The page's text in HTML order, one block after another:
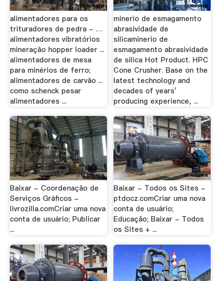
alimentadores para os
trituradores de pedra - …
alimentadores vibratórios
mineração hopper loader ...
alimentadores de mesa
para minérios de ferro;
alimentadores de carvão ...
como schenck pesar
alimentadores ...
minerio de esmagamento
abrasividade de
silicaminerio de
esmagamento abrasividade
de silica Hot Product. HPC
Cone Crusher. Base on the
latest technology and
decades of years’
producing experience, ...
Baixar - Coordenação de
Serviços Gráficos -
livrozilla.comCriar uma nova
conta de usuário; Publicar
...
Baixar - Todos os Sites -
ptdocz.comCriar uma nova
conta de usuário;
Educação; Baixar - Todos
os Sites + ...